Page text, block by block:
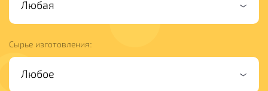
Сырье изготовления: